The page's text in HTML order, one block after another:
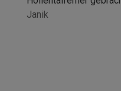
Janik